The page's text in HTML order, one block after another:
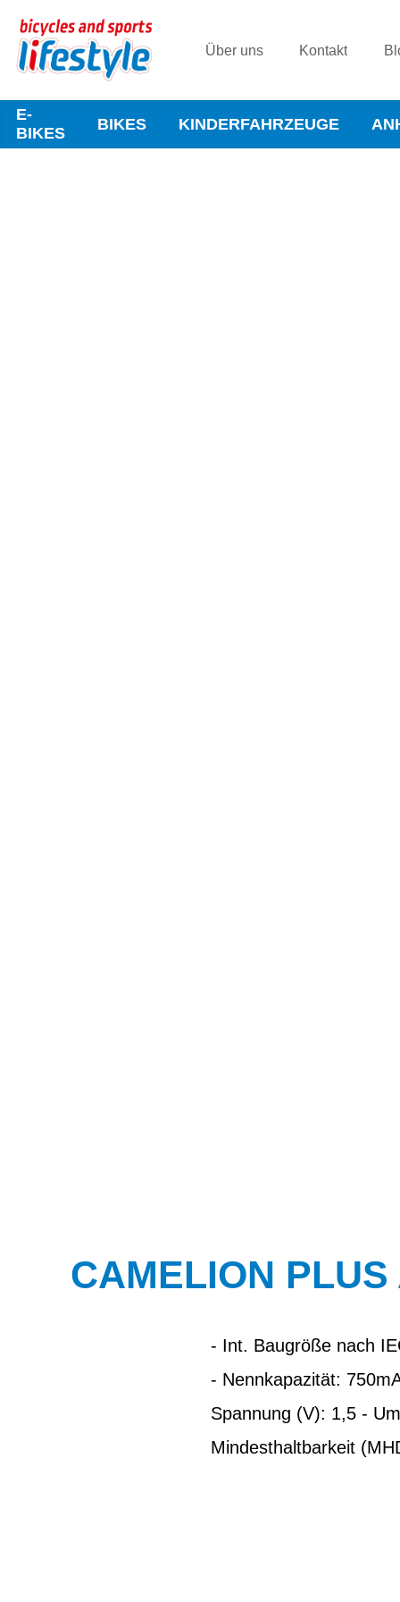
Über uns Kontakt
E-
BIKES
BIKES KINDERFAHRZEUGE
CAMELION
- Int. Baugröße nach
- Nennkapazität:
Spannung (V): 1,5 -
Mindesthaltbarkeit